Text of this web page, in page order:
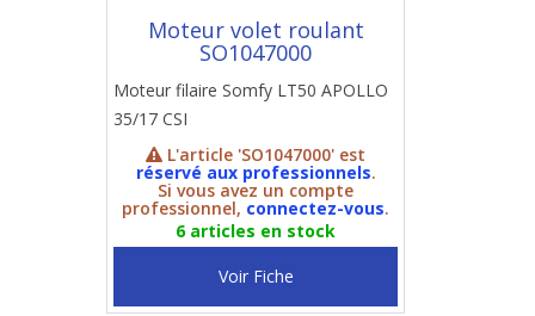
Moteur volet roulant
SO1047000
Moteur filaire Somfy LT50 APOLLO
35/17 CSI
L'article 'SO1047000' est
réservé aux professionnels.
Si vous avez un compte
professionnel, connectez-vous.
6 articles en stock
Voir Fiche